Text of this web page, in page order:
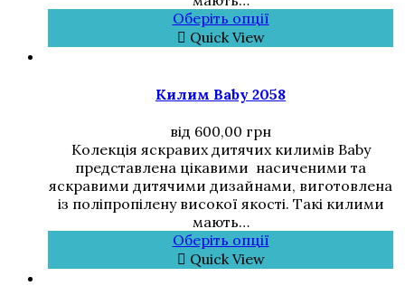
Оберіть опції
Quick View
Килим Baby 2058
від 600,00 грн
Колекція яскравих дитячих килимів Baby
представлена цікавими насиченими та
яскравими дитячими дизайнами, виготовлена
із поліпропілену високої якості. Такі килими
мають…
Оберіть опції
Quick View